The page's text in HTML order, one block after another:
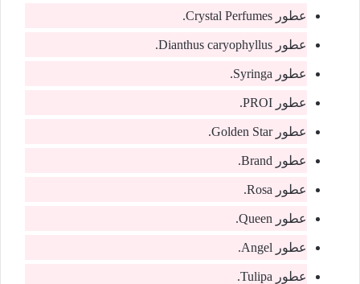
عطور Crystal Perfumes.
عطور Dianthus caryophyllus.
عطور Syringa.
عطور PROI.
عطور Golden Star.
عطور Brand.
عطور Rosa.
عطور Queen.
عطور Angel.
عطور Tulipa.